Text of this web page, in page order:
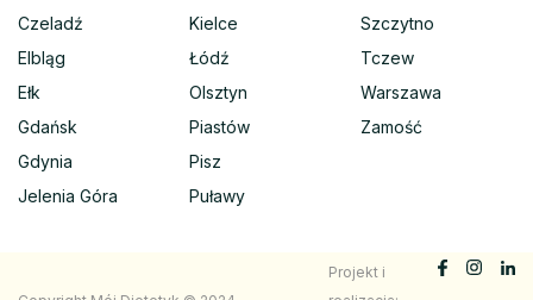
Czeladź
Elbląg
Ełk
Gdańsk
Gdynia
Jelenia Góra
Kielce
Łódź
Olsztyn
Piastów
Pisz
Puławy
Szczytno
Tczew
Warszawa
Zamość
Projekt i